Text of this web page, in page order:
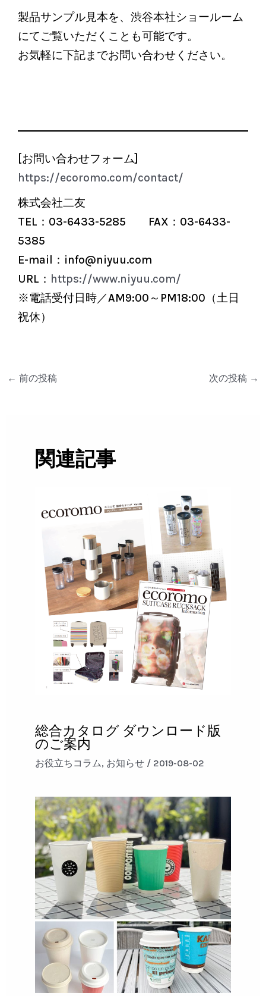
製品サンプル見本を、渋谷本社ショールーム
にてご覧いただくことも可能です。
お気軽に下記までお問い合わせください。
[お問い合わせフォーム]
https://ecoromo.com/contact/
株式会社二友
TEL：03-6433-5285 FAX：03-6433-
5385
E-mail：info@niyuu.com
URL： https://www.niyuu.com/
※電話受付日時／AM9:00～PM18:00（土日
祝休）
← 前の投稿 次の投稿 →
関連記事
総合カタログ ダウンロード版
のご案内
お役立ちコラム, お知らせ / 2019-08-02